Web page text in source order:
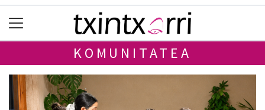
KOMUNITATEA